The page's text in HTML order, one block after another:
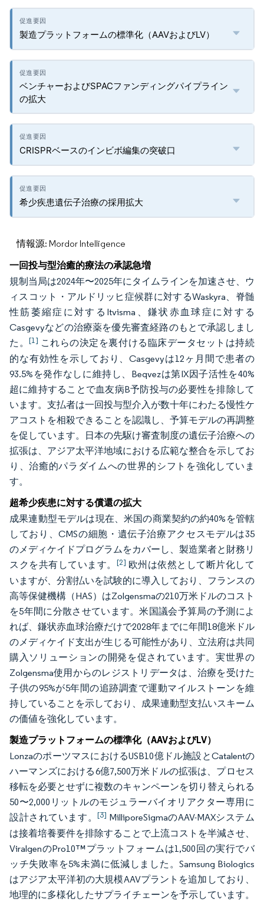
製造プラットフォームの標準化（AAVおよびLV）
ベンチャーおよびSPACファンディングパイプライン
の拡大
CRISPRベースのインビボ編集の突破口
希少疾患遺伝子治療の採用拡大
情報源: Mordor Intelligence
一回投与型治癒的療法の承認急増
規制当局は2024年〜2025年にタイムラインを加速させ、ウ
ィスコット・アルドリッヒ症候群に対するWaskyra、脊髄
性筋萎縮症に対するItvisma、鎌状赤血球症に対する
Casgevyなどの治療薬を優先審査経路のもとで承認しまし
た。[1] これらの決定を裏付ける臨床データセットは持続
的な有効性を示しており、Casgevyは12ヶ月間で患者の
93.5%を発作なしに維持し、Beqvezは第IX因子活性を40%
超に維持することで血友病B予防投与の必要性を排除して
います。支払者は一回投与型介入が数十年にわたる慢性ケ
アコストを相殺できることを認識し、予算モデルの再調整
を促しています。日本の先駆け審査制度の遺伝子治療への
拡張は、アジア太平洋地域における広範な整合を示してお
り、治癒的パラダイムへの世界的シフトを強化していま
す。
超希少疾患に対する償還の拡大
成果連動型モデルは現在、米国の商業契約の約40%を管轄
しており、CMSの細胞・遺伝子治療アクセスモデルは35
のメディケイドプログラムをカバーし、製造業者と財務リ
スクを共有しています。 [2] 欧州は依然として断片化して
いますが、分割払いを試験的に導入しており、フランスの
高等保健機構（HAS）はZolgensmaの210万米ドルのコスト
を5年間に分散させています。米国議会予算局の予測によ
れば、鎌状赤血球治療だけで2028年までに年間18億米ドル
のメディケイド支出が生じる可能性があり、立法府は共同
購入ソリューションの開発を促されています。実世界の
Zolgensma使用からのレジストリデータは、治療を受けた
子供の95%が5年間の追跡調査で運動マイルストーンを維
持していることを示しており、成果連動型支払いスキーム
の価値を強化しています。
製造プラットフォームの標準化（AAVおよびLV）
LonzaのポーツマスにおけるUSB10億ドル施設とCatalentの
ハーマンズにおける6億7,500万米ドルの拡張は、プロセス
移転を必要とせずに複数のキャンペーンを切り替えられる
50〜2,000リットルのモジュラーバイオリアクター専用に
設計されています。[3] MilliporeSigmaのAAV-MAXシステム
は接着培養要件を排除することで上流コストを半減させ、
ViralgenのPro10™プラットフォームは1,500回の実行でバ
ッチ失敗率を5%未満に低減しました。Samsung Biologics
はアジア太平洋初の大規模AAVプラントを追加しており、
地理的に多様化したサプライチェーンを予示しています。